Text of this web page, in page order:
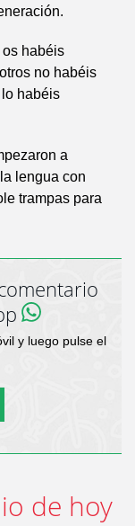
os habéis
no habéis
habéis
a
lengua con
trampas para
y luego pulse el
de hoy